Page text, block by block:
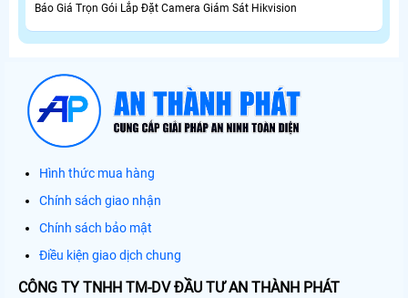
Báo Giá Trọn Gói Lắp Đặt Camera Giám Sát Hikvision
Hình thức mua hàng
Chính sách giao nhận
Chính sách bảo mật
Điều kiện giao dịch chung
CÔNG TY TNHH TM-DV ĐẦU TƯ AN THÀNH PHÁT